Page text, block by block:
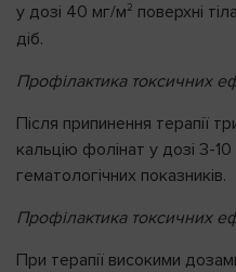
у дозі 40 мг/м2 поверхні
діб.
Профілактика токсичних
Після припинення терапії
кальцію фолінат у дозі 3-
гематологічних показників.
Профілактика токсичних
При терапії високими